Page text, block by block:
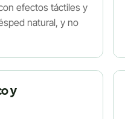
efectos táctiles y
natural, y no
y